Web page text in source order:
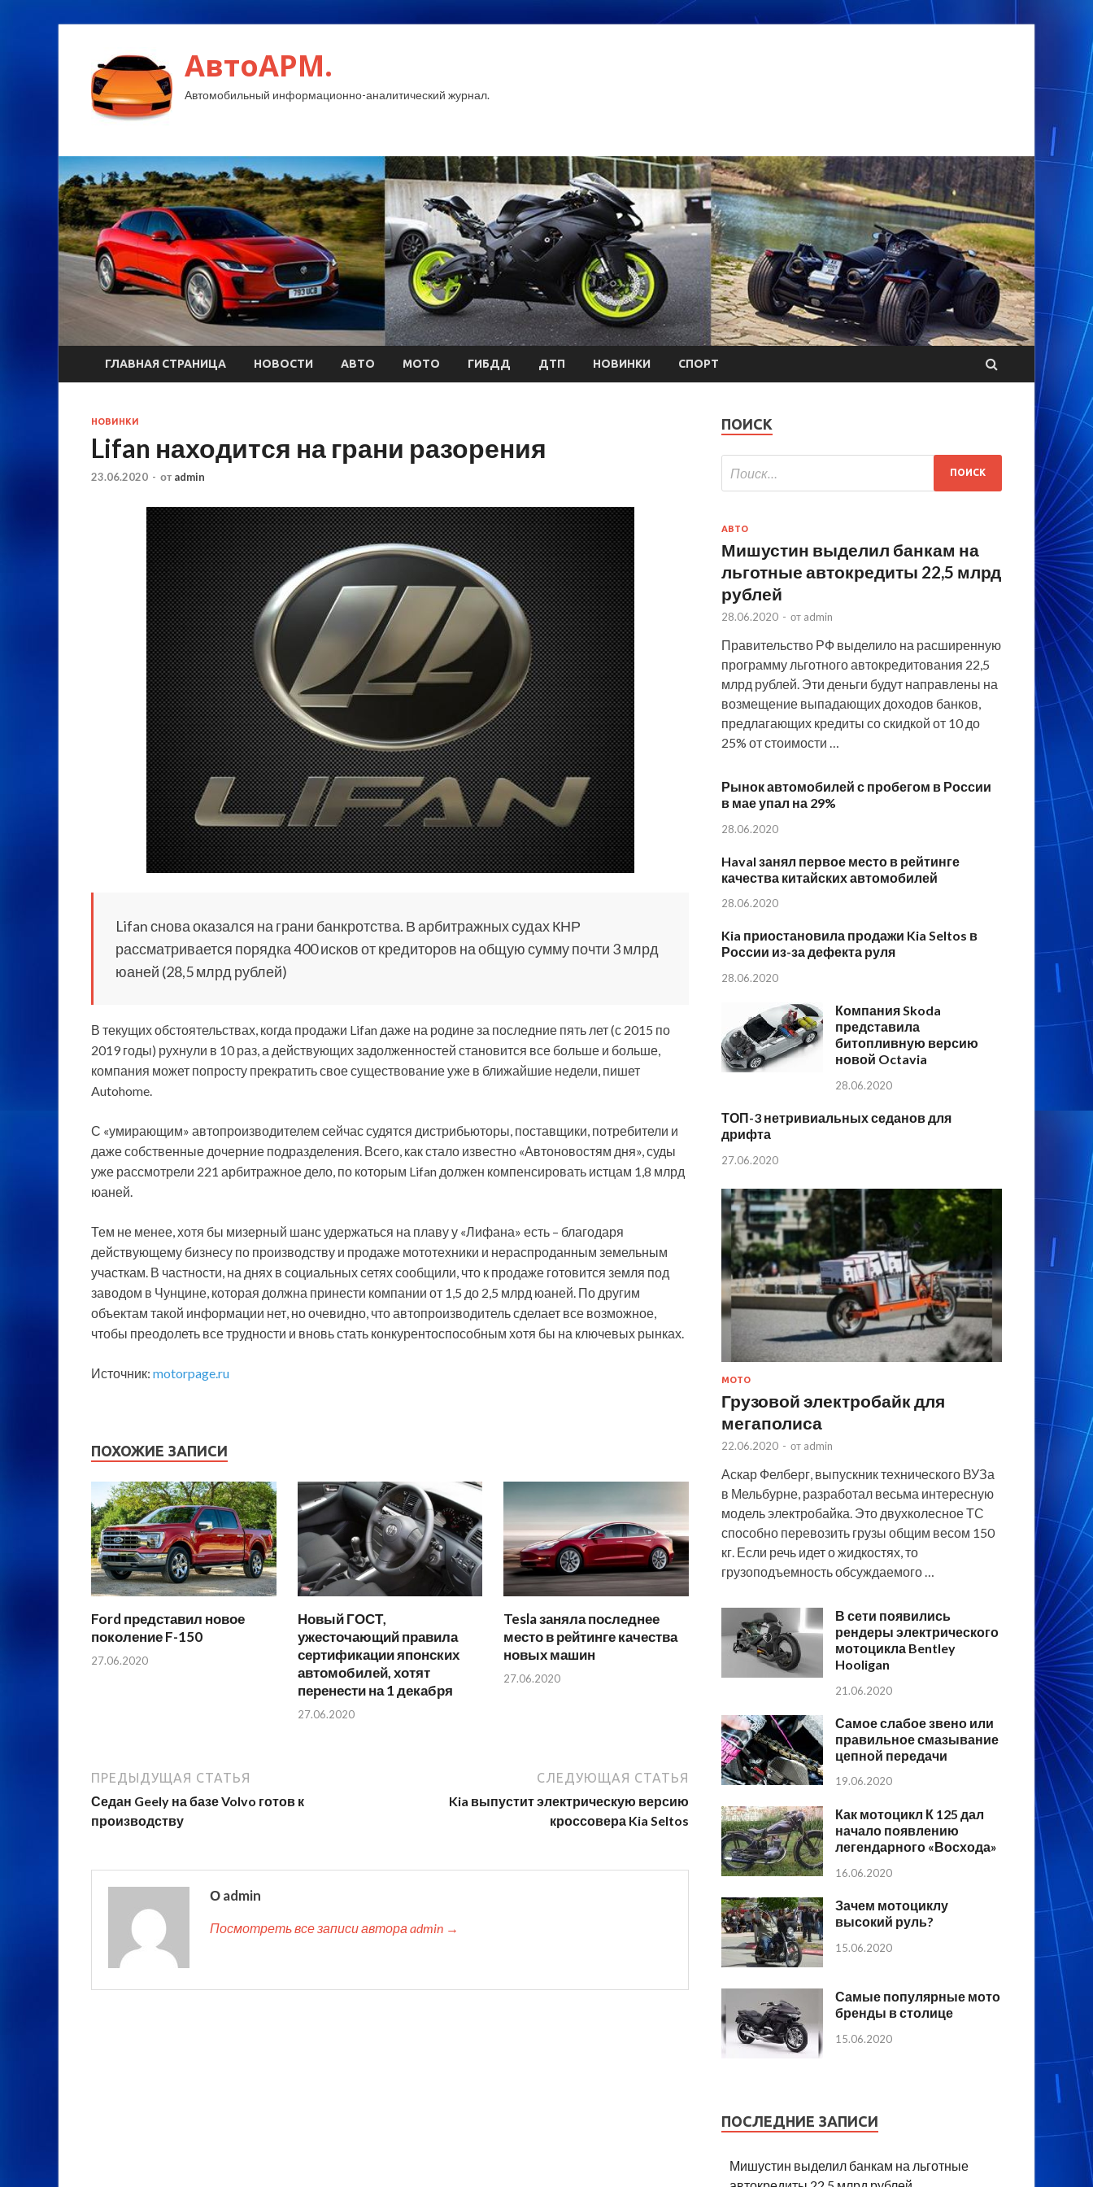
АвтоАРМ.
Автомобильный информационно-аналитический журнал.
ГЛАВНАЯ СТРАНИЦА НОВОСТИ АВТО МОТО ГИБДД ДТП НОВИНКИ СПОРТ
НОВИНКИ
Lifan находится на грани разорения
23.06.2020 - от admin
Lifan снова оказался на грани банкротства. В арбитражных судах КНР
рассматривается порядка 400 исков от кредиторов на общую сумму почти 3 млрд
юаней (28,5 млрд рублей)
В текущих обстоятельствах, когда продажи Lifan даже на родине за последние пять лет (с 2015 по
2019 годы) рухнули в 10 раз, а действующих задолженностей становится все больше и больше,
компания может попросту прекратить свое существование уже в ближайшие недели, пишет
Autohome.
С «умирающим» автопроизводителем сейчас судятся дистрибьюторы, поставщики, потребители и
даже собственные дочерние подразделения. Всего, как стало известно «Автоновостям дня», суды
уже рассмотрели 221 арбитражное дело, по которым Lifan должен компенсировать истцам 1,8 млрд
юаней.
Тем не менее, хотя бы мизерный шанс удержаться на плаву у «Лифана» есть – благодаря
действующему бизнесу по производству и продаже мототехники и нераспроданным земельным
участкам. В частности, на днях в социальных сетях сообщили, что к продаже готовится земля под
заводом в Чунцине, которая должна принести компании от 1,5 до 2,5 млрд юаней. По другим
объектам такой информации нет, но очевидно, что автопроизводитель сделает все возможное,
чтобы преодолеть все трудности и вновь стать конкурентоспособным хотя бы на ключевых рынках.
Источник: motorpage.ru
ПОХОЖИЕ ЗАПИСИ
Ford представил новое
поколение F-150
27.06.2020
Новый ГОСТ,
ужесточающий правила
сертификации японских
автомобилей, хотят
перенести на 1 декабря
27.06.2020
Tesla заняла последнее
место в рейтинге качества
новых машин
27.06.2020
ПРЕДЫДУЩАЯ СТАТЬЯ
Седан Geely на базе Volvo готов к
производству
СЛЕДУЮЩАЯ СТАТЬЯ
Kia выпустит электрическую версию
кроссовера Kia Seltos
О admin
Посмотреть все записи автора admin →
ПОИСК
АВТО
Мишустин выделил банкам на
льготные автокредиты 22,5 млрд
рублей
28.06.2020 - от admin
Правительство РФ выделило на расширенную
программу льготного автокредитования 22,5
млрд рублей. Эти деньги будут направлены на
возмещение выпадающих доходов банков,
предлагающих кредиты со скидкой от 10 до
25% от стоимости …
Рынок автомобилей с пробегом в России
в мае упал на 29%
28.06.2020
Haval занял первое место в рейтинге
качества китайских автомобилей
28.06.2020
Kia приостановила продажи Kia Seltos в
России из-за дефекта руля
28.06.2020
Компания Skoda
представила
битопливную версию
новой Octavia
28.06.2020
ТОП-3 нетривиальных седанов для
дрифта
27.06.2020
МОТО
Грузовой электробайк для
мегаполиса
22.06.2020 - от admin
Аскар Фелберг, выпускник технического ВУЗа
в Мельбурне, разработал весьма интересную
модель электробайка. Это двухколесное ТС
способно перевозить грузы общим весом 150
кг. Если речь идет о жидкостях, то
грузоподъемность обсуждаемого …
В сети появились
рендеры электрического
мотоцикла Bentley
Hooligan
21.06.2020
Самое слабое звено или
правильное смазывание
цепной передачи
19.06.2020
Как мотоцикл К 125 дал
начало появлению
легендарного «Восхода»
16.06.2020
Зачем мотоциклу
высокий руль?
15.06.2020
Самые популярные мото
бренды в столице
15.06.2020
ПОСЛЕДНИЕ ЗАПИСИ
Мишустин выделил банкам на льготные